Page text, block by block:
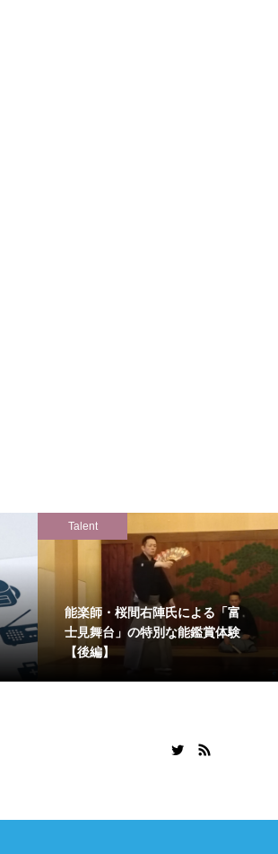
Talent
能楽師・桜間右陣氏による「富
士見舞台」の特別な能鑑賞体験
【後編】